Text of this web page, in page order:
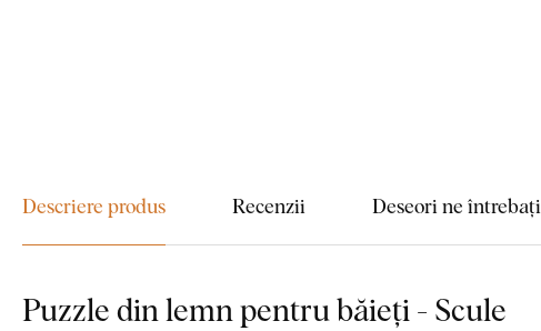
Descriere produs Recenzii Deseori ne întrebați
Puzzle din lemn pentru băieți - Scule